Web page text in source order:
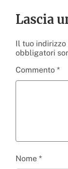
Lascia
Il tuo
obbligatori
Commento *
Nome *